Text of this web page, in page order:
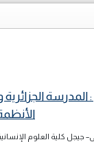
المدرسة
جيجل كلية العلوم